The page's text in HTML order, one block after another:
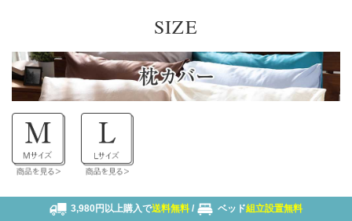
SIZE
3,980円以上購入で送料無料 / ベッド組立設置無料